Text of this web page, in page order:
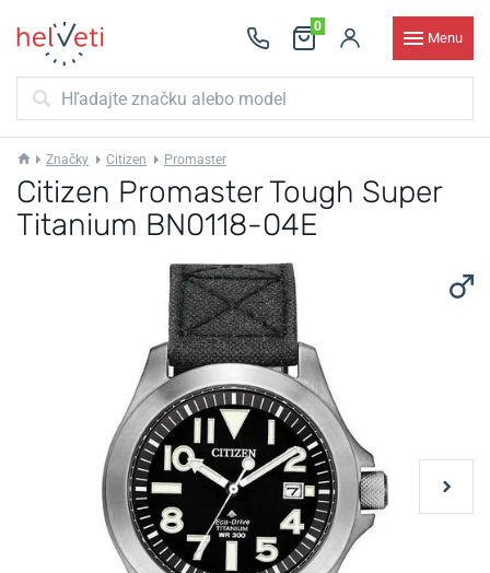
0
Menu
Značky Citizen Promaster
Citizen Promaster Tough Super
Titanium BN0118-04E